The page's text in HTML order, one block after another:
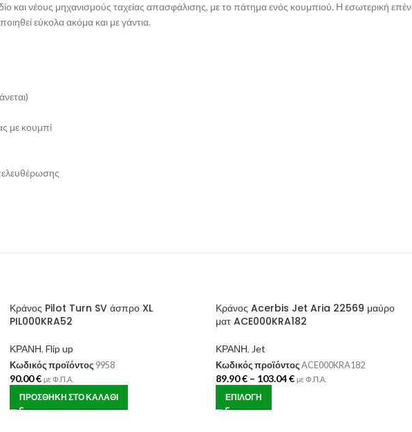
και νέους μηχανισμούς ταχείας απασφάλισης, με το πάτημα ενός κουμπιού. Η εσωτερική
εύκολα ακόμα και με γάντια.
με κουμπί
Κράνος Pilot Turn SV άσπρο XL
PIL000KRA52
ΚΡΑΝΗ, Flip up
Κωδικός προϊόντος 9958
90.00€ με Φ.Π.Α.
ΠΡΟΣΘΉΚΗ ΣΤΟ ΚΑΛΆΘΙ
Κράνος Acerbis Jet Aria 22569 μαύρο
ματ ACE000KRA182
ΚΡΑΝΗ, Jet
Κωδικός προϊόντος ACE000KRA182
89.90€ – 103.04€ με Φ.Π.Α.
ΕΠΙΛΟΓΉ